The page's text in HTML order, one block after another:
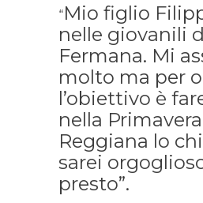
“Mio figlio
nelle giovanili
Fermana. Mi
molto ma per
l’obiettivo è
nella
Reggiana lo
sarei
presto”.